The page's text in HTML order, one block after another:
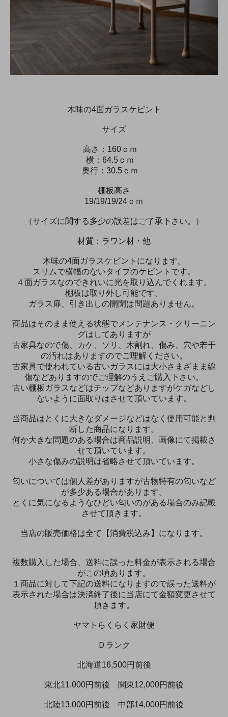
木味の4面ガラスケビント
サイズ
高さ：160ｃｍ
横：64.5ｃｍ
奥行：30.5ｃｍ
棚板高さ
19/19/19/24ｃｍ
（サイズに関する多少の誤差はご了承下さい。）
材質：ラワン材・他
木味の4面ガラスケビントになります。
スリムで横幅のないタイプのケビントです。
４面ガラスなのできれいに光を取り込んでくれます。
棚板は取り外し可能です。
ガラス扉、引き出しの開閉は問題ありません。
商品はそのまま使える状態でメンテナンス・クリーニン
グはしてありますが
古家具なので傷、カケ、ソリ、木割れ、傷み、穴や若干
の汚れはありますのでご理解ください。
古家具で使われている古いガラスには大小さまざまま線
傷などありますのでご理解のうえご購入下さい。
古い棚板ガラスなどはチップなどありますがケガなどし
ないように面取りはさせて頂いています。
当商品はとくに大きなダメージなどはなく使用可能と判
断した商品になります。
何か大きな問題のある場合は商品説明、画像にて掲載さ
せて頂いています。
小さな傷みの説明は省略させて頂いています。
匂いについては個人差がありますが古物特有の匂いなど
が多少ある場合があります。
とくに気になるようなひどい匂いのがある場合のみ記載
させて頂きます。
当店の販売価格は全て【消費税込み】になります。
複数購入した場合、送料に誤った料金が表示される場合
がこの頃あります。
１商品に対して下記の送料になりますので誤った送料が
表示された場合は決済終了後に当店にて金額変更させて
頂きます。
ヤマトらくらく家財便
Ｄランク
北海道16,500円前後
東北11,000円前後 関東12,000円前後
北陸13,000円前後 中部14,000円前後